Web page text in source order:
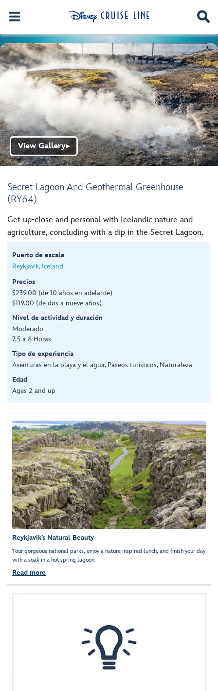
Secret Lagoon And Geothermal Greenhouse
(RY64)
View Gallery▶
Get up-close and personal with Icelandic nature and
agriculture, concluding with a dip in the Secret Lagoon.
Puerto de escala
Reykjavik, Iceland
Precios
$239.00 (de 10 años en adelante)
$119.00 (de dos a nueve años)
Nivel de actividad y duración
Moderado
7.5 a 8 Horas
Tipo de experiencia
Aventuras en la playa y el agua, Paseos turísticos, Naturaleza
Edad
Ages 2 and up
Reykjavik’s Natural Beauty
Tour gorgeous national parks, enjoy a nature inspired lunch, and finish your day
with a soak in a hot spring lagoon.
Read more